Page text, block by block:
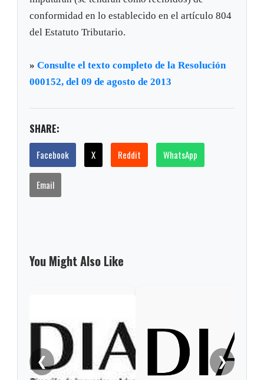
conformidad en lo establecido en el artículo 804
del Estatuto Tributario.
»Consulte el texto completo de la Resolución
000152, del 09 de agosto de 2013
SHARE:
Facebook X Reddit WhatsApp
Email
You Might Also Like
❮ ❯